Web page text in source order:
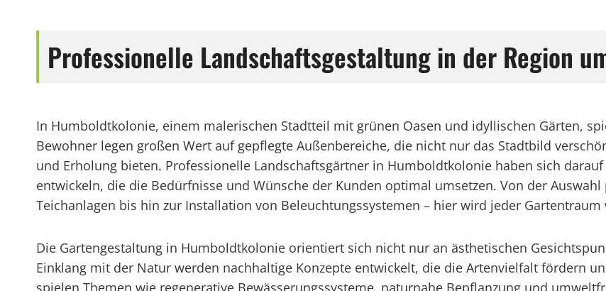
Professionelle Landschaftsgestaltung in der Region
In Humboldtkolonie, einem malerischen Stadtteil mit grünen Oasen und idyllischen Gärten,
Bewohner legen großen Wert auf gepflegte Außenbereiche, die nicht nur das Stadtbild
und Erholung bieten. Professionelle Landschaftsgärtner in Humboldtkolonie haben sich
entwickeln, die die Bedürfnisse und Wünsche der Kunden optimal umsetzen. Von der
Teichanlagen bis hin zur Installation von Beleuchtungssystemen – hier wird jeder Gartentraum
Die Gartengestaltung in Humboldtkolonie orientiert sich nicht nur an ästhetischen
Einklang mit der Natur werden nachhaltige Konzepte entwickelt, die die Artenvielfalt fördern
spielen Themen wie regenerative Bewässerungssysteme, naturnahe Bepflanzung und